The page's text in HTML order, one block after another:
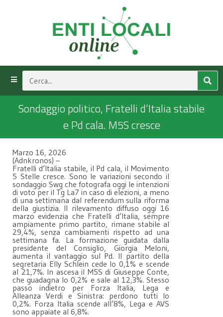
Sondaggio politico, Fratelli d’Italia stabile
e Pd cala. M5S cresce
Marzo 16, 2026
(Adnkronos) –
Fratelli d’Italia stabile, il Pd cala, il Movimento
5 Stelle cresce. Sono le variazioni secondo il
sondaggio Swg che fotografa oggi le intenzioni
di voto per il Tg La7 in caso di elezioni, a meno
di una settimana dal referendum sulla riforma
della giustizia. Il rilevamento diffuso oggi 16
marzo evidenzia che Fratelli d’Italia, sempre
ampiamente primo partito, rimane stabile al
29,4%, senza cambiamenti rispetto ad una
settimana fa. La formazione guidata dalla
presidente del Consiglio, Giorgia Meloni,
aumenta il vantaggio sul Pd. Il partito della
segretaria Elly Schlein cede lo 0,1% e scende
al 21,7%. In ascesa il M5S di Giuseppe Conte,
che guadagna lo 0,2% e sale al 12,3%. Stesso
passo indietro per Forza Italia, Lega e
Alleanza Verdi e Sinistra: perdono tutti lo
0,2%. Forza Italia scende all’8%, Lega e AVS
sono appaiate al 6,8%.